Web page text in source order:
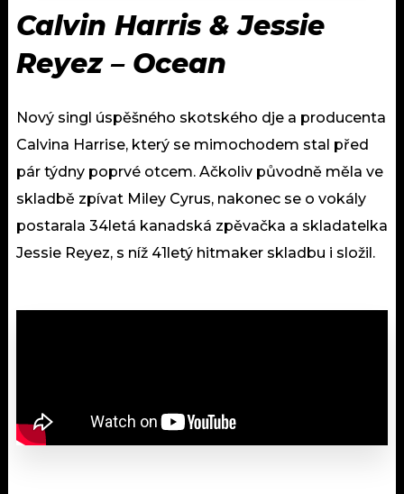
Calvin Harris & Jessie
Reyez – Ocean
Nový singl úspěšného skotského dje a producenta
Calvina Harrise, který se mimochodem stal před
pár týdny poprvé otcem. Ačkoliv původně měla ve
skladbě zpívat Miley Cyrus, nakonec se o vokály
postarala 34letá kanadská zpěvačka a skladatelka
Jessie Reyez, s níž 41letý hitmaker skladbu i složil.